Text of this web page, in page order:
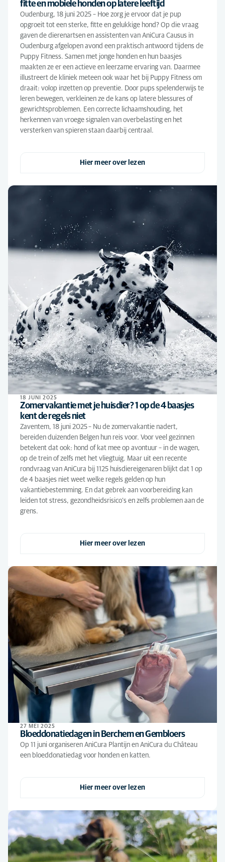
fitte en mobiele honden op latere leeftijd
Oudenburg, 18 juni 2025 – Hoe zorg je ervoor dat je pup
opgroeit tot een sterke, fitte en gelukkige hond? Op die vraag
gaven de dierenartsen en assistenten van AniCura Causus in
Oudenburg afgelopen avond een praktisch antwoord tijdens de
Puppy Fitness. Samen met jonge honden en hun baasjes
maakten ze er een actieve en leerzame ervaring van. Daarmee
illustreert de kliniek meteen ook waar het bij Puppy Fitness om
draait: volop inzetten op preventie. Door pups spelenderwijs te
leren bewegen, verkleinen ze de kans op latere blessures of
gewrichtsproblemen. Een correcte lichaamshouding, het
herkennen van vroege signalen van overbelasting en het
versterken van spieren staan daarbij centraal.
Hier meer over lezen
18 JUNI 2025
Zomervakantie met je huisdier? 1 op de 4 baasjes
kent de regels niet
Zaventem, 18 juni 2025 – Nu de zomervakantie nadert,
bereiden duizenden Belgen hun reis voor. Voor veel gezinnen
betekent dat ook: hond of kat mee op avontuur – in de wagen,
op de trein of zelfs met het vliegtuig. Maar uit een recente
rondvraag van AniCura bij 1125 huisdiereigenaren blijkt dat 1 op
de 4 baasjes niet weet welke regels gelden op hun
vakantiebestemming. En dat gebrek aan voorbereiding kan
leiden tot stress, gezondheidsrisico’s en zelfs problemen aan de
grens.
Hier meer over lezen
27 MEI 2025
Bloeddonatiedagen in Berchem en Gembloers
Op 11 juni organiseren AniCura Plantijn en AniCura du Château
een bloeddonatiedag voor honden en katten.
Hier meer over lezen